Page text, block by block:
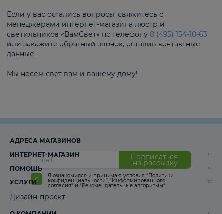
Если у вас остались вопросы, свяжитесь с
менеджерами интернет-магазина люстр и
светильников «ВамСвет» по телефону 8 (495) 154-10-63
или закажите обратный звонок, оставив контактные
данные.
Мы несем свет вам и вашему дому!
Подписаться
на рассылку
Я ознакомился и принимаю условия “Политики
конфиденциальности”, “Информированного
согласия“ и “Рекомендательные алгоритмы“
АДРЕСА МАГАЗИНОВ
ИНТЕРНЕТ-МАГАЗИН
ПОМОЩЬ
УСЛУГИ
Дизайн-проект